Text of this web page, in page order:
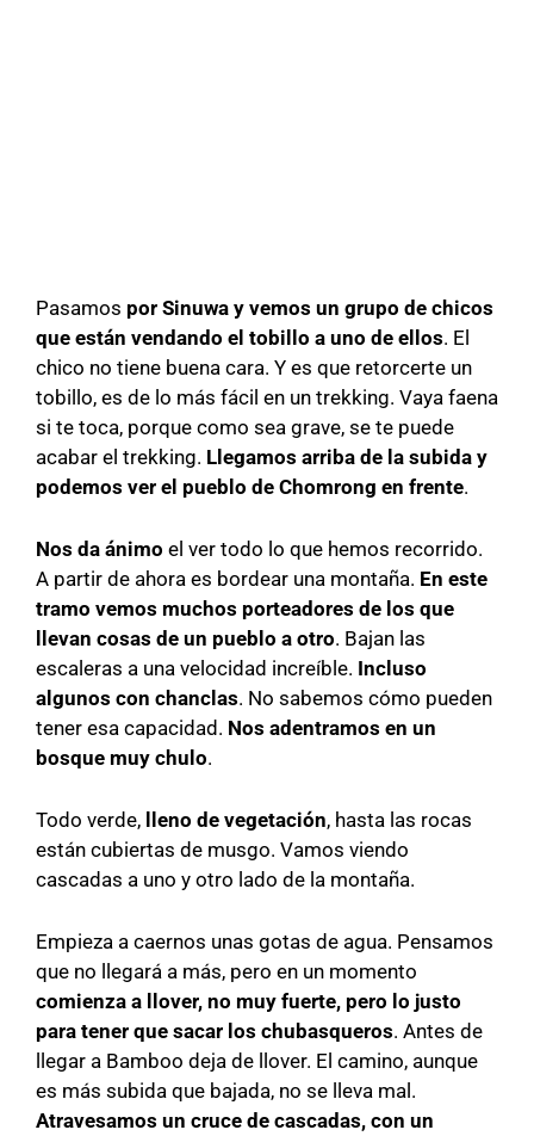
Pasamos por Sinuwa y vemos un grupo de chicos
que están vendando el tobillo a uno de ellos. El
chico no tiene buena cara. Y es que retorcerte un
tobillo, es de lo más fácil en un trekking. Vaya faena
si te toca, porque como sea grave, se te puede
acabar el trekking. Llegamos arriba de la subida y
podemos ver el pueblo de Chomrong en frente.
Nos da ánimo el ver todo lo que hemos recorrido.
A partir de ahora es bordear una montaña. En este
tramo vemos muchos porteadores de los que
llevan cosas de un pueblo a otro. Bajan las
escaleras a una velocidad increíble. Incluso
algunos con chanclas. No sabemos cómo pueden
tener esa capacidad. Nos adentramos en un
bosque muy chulo.
Todo verde, lleno de vegetación, hasta las rocas
están cubiertas de musgo. Vamos viendo
cascadas a uno y otro lado de la montaña.
Empieza a caernos unas gotas de agua. Pensamos
que no llegará a más, pero en un momento
comienza a llover, no muy fuerte, pero lo justo
para tener que sacar los chubasqueros. Antes de
llegar a Bamboo deja de llover. El camino, aunque
es más subida que bajada, no se lleva mal.
Atravesamos un cruce de cascadas, con un